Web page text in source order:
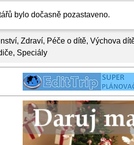
, Zdraví, Péče o dítě, Výchova
, Speciály
bylo dočasně pozastaveno.